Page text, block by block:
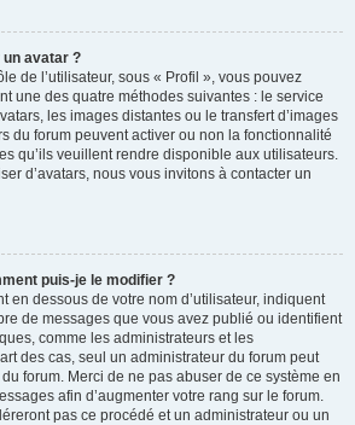
avatar ?
de l’utilisateur, sous « Profil », vous pouvez
une des quatre méthodes suivantes : le service
les images distantes ou le transfert d’images
du forum peuvent activer ou non la fonctionnalité
qu’ils veuillent rendre disponible aux utilisateurs.
d’avatars, nous vous invitons à contacter un
puis-je le modifier ?
en dessous de votre nom d’utilisateur, indiquent
de messages que vous avez publié ou identifient
comme les administrateurs et les
des cas, seul un administrateur du forum peut
forum. Merci de ne pas abuser de ce système en
afin d’augmenter votre rang sur le forum.
pas ce procédé et un administrateur ou un